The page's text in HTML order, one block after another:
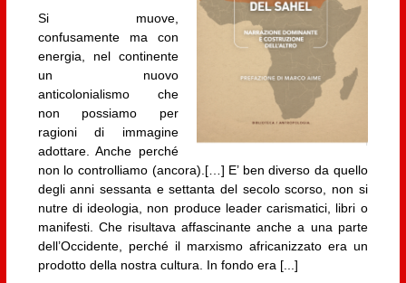
Si muove,
confusamente ma con
energia, nel continente
un nuovo
anticolonialismo che
non possiamo per
ragioni di immagine
adottare. Anche perché
non lo controlliamo (ancora).[…] E’ ben diverso da quello
degli anni sessanta e settanta del secolo scorso, non si
nutre di ideologia, non produce leader carismatici, libri o
manifesti. Che risultava affascinante anche a una parte
dell’Occidente, perché il marxismo africanizzato era un
prodotto della nostra cultura. In fondo era [...]